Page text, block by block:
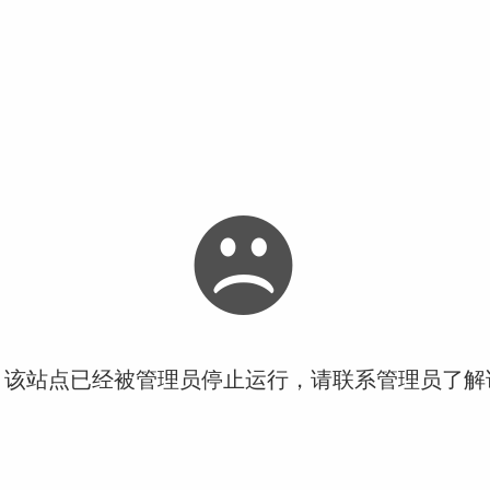
站点已经被管理员停止运行，请联系管理员了